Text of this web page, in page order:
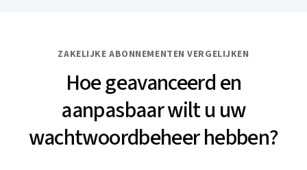
ZAKELIJKE ABONNEMENTEN VERGELIJKEN
Hoe geavanceerd en
aanpasbaar wilt u uw
wachtwoordbeheer hebben?